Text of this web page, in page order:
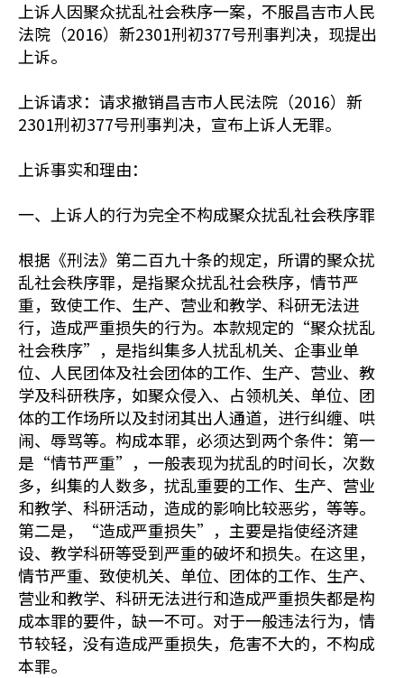
上诉人因聚众扰乱社会秩序一案，不服昌吉市人民
法院（2016）新2301刑初377号刑事判决，现提出
上诉。
上诉请求：请求撤销昌吉市人民法院（2016）新
2301刑初377号刑事判决，宣布上诉人无罪。
上诉事实和理由：
一、上诉人的行为完全不构成聚众扰乱社会秩序罪
根据《刑法》第二百九十条的规定，所谓的聚众扰
乱社会秩序罪，是指聚众扰乱社会秩序，情节严
重，致使工作、生产、营业和教学、科研无法进
行，造成严重损失的行为。本款规定的“聚众扰乱
社会秩序”，是指纠集多人扰乱机关、企事业单
位、人民团体及社会团体的工作、生产、营业、教
学及科研秩序，如聚众侵入、占领机关、单位、团
体的工作场所以及封闭其出人通道，进行纠缠、哄
闹、辱骂等。构成本罪，必须达到两个条件：第一
是“情节严重”，一般表现为扰乱的时间长，次数
多，纠集的人数多，扰乱重要的工作、生产、营业
和教学、科研活动，造成的影响比较恶劣，等等。
第二是，“造成严重损失”，主要是指使经济建
设、教学科研等受到严重的破坏和损失。在这里，
情节严重、致使机关、单位、团体的工作、生产、
营业和教学、科研无法进行和造成严重损失都是构
成本罪的要件，缺一不可。对于一般违法行为，情
节较轻，没有造成严重损失，危害不大的，不构成
本罪。